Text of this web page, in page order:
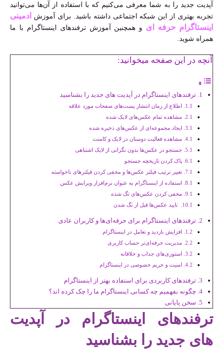
آپدیت جدید را به شما معرفی می‌کنیم که با استفاده از آن‌ها می‌توانید
تجربه بهتری از این شبکه اجتماعی داشته باشید. برای آموزش
ادمینی
اینستاگرام حرفه ای و همچنین آموزش ترفندهای اینستاگرام با ما
همراه شوید.
آنچه در این صفحه میخوانید:
ترفندهای اینستاگرام در آپدیت های جدید را بشناسید
اطلاع از زمان انتشار پست‌های صفحات مورد علاقه
مشاهده تمام عکس‌های لایک شده
ایجاد مجموعه‌ای از عکس‌های ذخیره شده
مشاهده فعالیت دوستان در لایک و کامنت
جستجو در عکس‌ها بدون نگرانی از لایک اشتباهی
پاک کردن تاریخچه جستجو
تغییر ترتیب فیلتر عکس‌ها و مخفی کردن فیلترهای ناخواسته
استفاده از اینستاگرام به عنوان نرم‌افزار ویرایش عکس
مخفی کردن عکس‌های تگ شده
تایید عکس‌ها قبل از تگ شدن
ترفندهای اینستاگرام برای حرفه‌ای‌ها و کاربران عادی
افزایش بازدید و تعامل در اینستاگرام
مدیریت حرفه‌ای‌تر حساب کاربری
استوری‌های جذاب و خلاقانه
امنیت و حریم خصوصی در اینستاگرام
ترفندهای کاربردی برای استفاده بهتر از اینستاگرام
چگونه بفهمیم چه کسانی اینستاگرام ما را چک کرده اند؟
سخن پایانی
ترفندهای اینستاگرام در آپدیت
های جدید را بشناسید